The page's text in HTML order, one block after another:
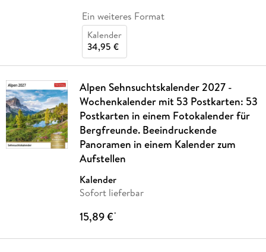
Ein weiteres Format
Kalender
34,95 €
Alpen Sehnsuchtskalender 2027 -
Wochenkalender mit 53 Postkarten: 53
Postkarten in einem Fotokalender für
Bergfreunde. Beeindruckende
Panoramen in einem Kalender zum
Aufstellen
Kalender
Sofort lieferbar
15,89 €*